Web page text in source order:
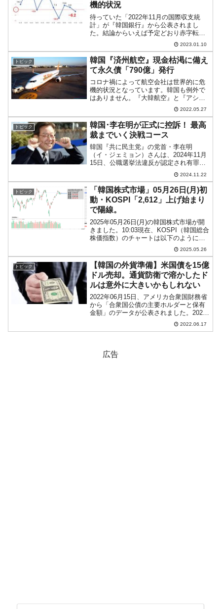
機的状況
待っていた「2022年11月の国際収支統
計」が『韓国銀行』から公表されまし
た。結論からいえば予定どおり赤字転落
です。以下をご覧ください。2022年11月
貿易収支：-15億6,720万ドルサービス収
支：-3億4,330万ドル第1次所得収支：1...
2023.01.10
トピック
韓国『済州航空』現金枯渇に備え
て永久債「790億」発行
コロナ禍によって航空会社は世界的に危
機的状況となっています。韓国も例外で
はありません。『大韓航空』と『アシア
ナ航空』はなんとか窮地を脱しました
が、LCC（格安航空会社）の方は総崩れ
状況から逃れられていません。株式を上
場しているのは『済州（チ...
2022.05.27
トピック
韓国･李在明が正式に控訴！ 最高
裁までいく決戦コース
韓国『共に民主党』の党首・李在明
（イ・ジェミョン）さんは、2024年11月
15日、公職選挙法違反が認定され有罪と
なりました。「懲役1年、執行猶予2年」
との判決でしたが、11月21日、李在明
（イ・ジェミョン）さんは、正式に控訴
しました（ソウル...
2024.11.22
トピック
「韓国株式市場」05月26日(月)初
動・KOSPI「2,612」上げ始まり
で陽線。
2025年05月26日(月)の韓国株式市場が開
きました。10:03現在、KOSPI（韓国総合
株価指数）のチャートは以下のようにな
『Investing.com』より引用）。上げて始
まりました。現在のところ陽線。
KOSPI...
2025.05.26
トピック
【韓国の外貨準備】米国債を15億
ドル売却。通貨防衛で溶かしたド
ルは意外に大きいかもしれない
2022年06月15日、アメリカ合衆国財務省
から「合衆国公債の主要ホルダーと保有
金額」のデータが公表されました。2022
年04月時点での韓国の保有額を見ると以
下のようになっています。⇒参照：引用
2022.06.17
広告